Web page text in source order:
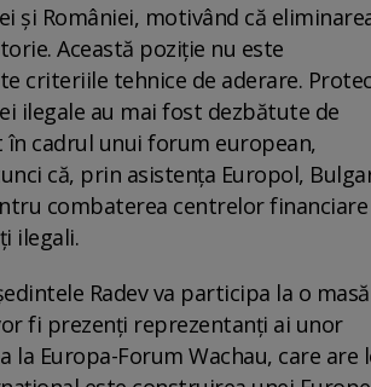
României, motivând că
Această poziţie nu este
criteriile tehnice de aderare.
ilegale au mai fost dezbătute de
în cadrul unui forum european,
că, prin asistenţa Europol,
combaterea centrelor financiare
ilegali.
Radev va participa la o masă
fi prezenţi reprezentanţi ai unor
la Europa-Forum Wachau, care are